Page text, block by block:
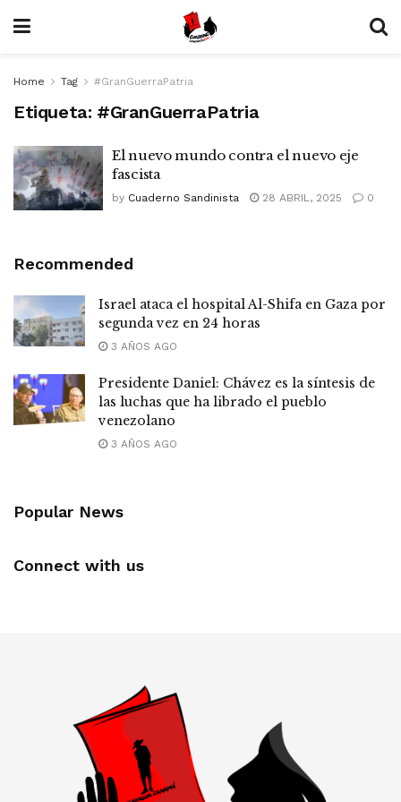
Home Tag #GranGuerraPatria
Etiqueta: #GranGuerraPatria
El nuevo mundo contra el nuevo eje
fascista
by Cuaderno Sandinista 28 ABRIL, 2025 0
Recommended
Israel ataca el hospital Al-Shifa en Gaza por
segunda vez en 24 horas
3 AÑOS AGO
Presidente Daniel: Chávez es la síntesis de
las luchas que ha librado el pueblo
venezolano
3 AÑOS AGO
Popular News
Connect with us